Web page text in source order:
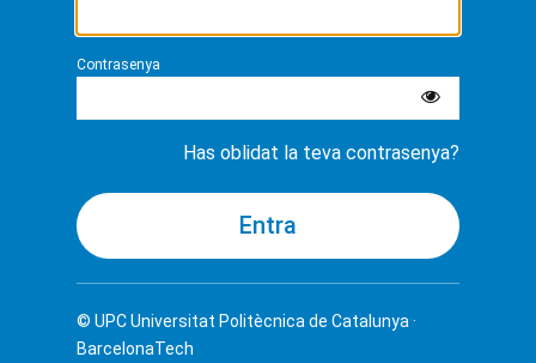
Contrasenya
Has oblidat la teva contrasenya?
© UPCUniversitat Politècnica de Catalunya ·
BarcelonaTech